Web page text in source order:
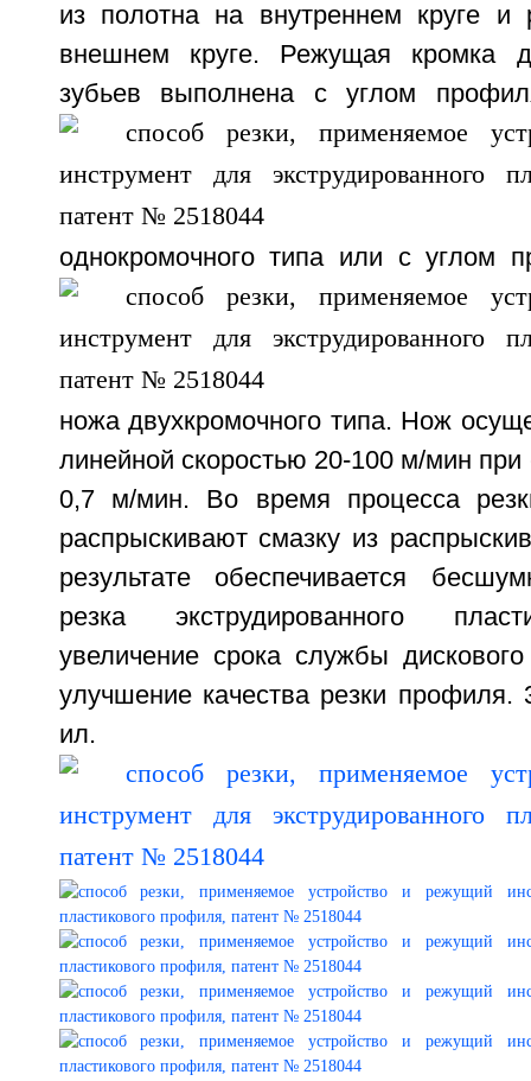
из полотна на внутреннем круге
внешнем круге. Режущая кромка
зубьев выполнена с углом
однокромочного типа или с углом
ножа двухкромочного типа. Нож
линейной скоростью 20-100 м/мин при
0,7 м/мин. Во время процесса
распрыскивают смазку из
результате обеспечивается
резка экструдированного
увеличение срока службы
улучшение качества резки
ил.